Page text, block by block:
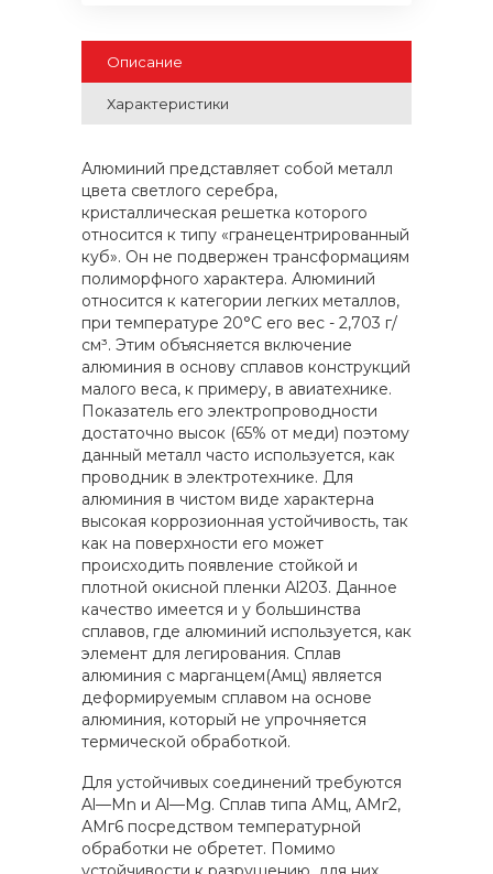
Описание
Характеристики
Алюминий представляет собой металл
цвета светлого серебра,
кристаллическая решетка которого
относится к типу «гранецентрированный
куб». Он не подвержен трансформациям
полиморфного характера. Алюминий
относится к категории легких металлов,
при температуре 20°С его вес - 2,703 г/
см³. Этим объясняется включение
алюминия в основу сплавов конструкций
малого веса, к примеру, в авиатехнике.
Показатель его электропроводности
достаточно высок (65% от меди) поэтому
данный металл часто используется, как
проводник в электротехнике. Для
алюминия в чистом виде характерна
высокая коррозионная устойчивость, так
как на поверхности его может
происходить появление стойкой и
плотной окисной пленки Al203. Данное
качество имеется и у большинства
сплавов, где алюминий используется, как
элемент для легирования. Сплав
алюминия с марганцем(Амц) является
деформируемым сплавом на основе
алюминия, который не упрочняется
термической обработкой.
Для устойчивых соединений требуются
Al—Мn и Аl—Mg. Сплав типа АМц, АМг2,
АМг6 посредством температурной
обработки не обретет. Помимо